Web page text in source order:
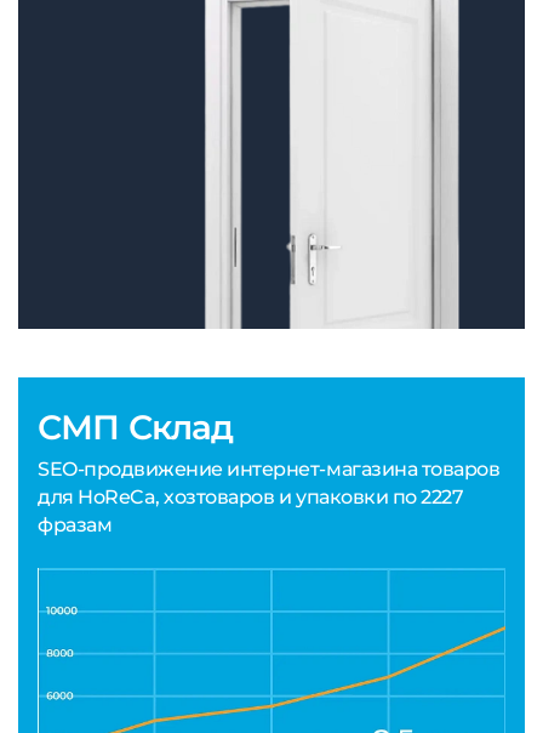
СМП Склад
SEO-продвижение интернет-магазина товаров
для HoReCa, хозтоваров и упаковки по 2227
фразам